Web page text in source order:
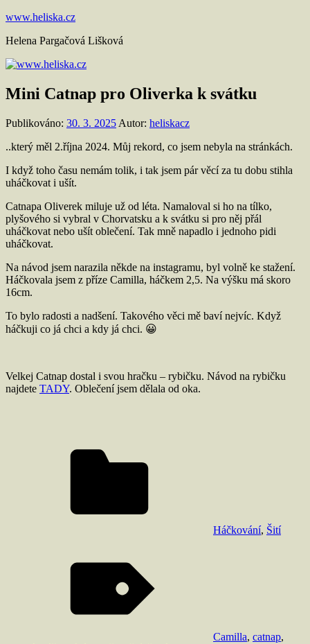
Přejít
obsahu
www.heliska.cz
Helena Pargačová Lišková
Mini Catnap pro Oliverka k svátku
Publikováno: 30. 3. 2025 Autor: heliskacz
..který měl 2.října 2024. Můj rekord, co jsem nebyla na stránkách.
I když toho času nemám tolik, i tak jsem pár věcí za tu dobu stihla
uháčkovat i ušít.
Catnapa Oliverek miluje už od léta. Namaloval si ho na tílko,
plyšového si vybral v Chorvatsku a k svátku si pro něj přál
uháčkovat nebo ušít oblečení. Tak mně napadlo i jednoho pidi
uháčkovat.
Na návod jsem narazila někde na instagramu, byl volně ke stažení.
Háčkovala jsem z příze Camilla, háčkem 2,5. Na výšku má skoro
16cm.
To bylo radosti a nadšení. Takového věci mě baví nejvíc. Když
háčkuji co já chci a kdy já chci. 😀
Velkej Catnap dostal i svou hračku – rybičku. Návod na rybičku
najdete TADY. Oblečení jsem dělala od oka.
Háčkování, Šití
Camilla, catnap,